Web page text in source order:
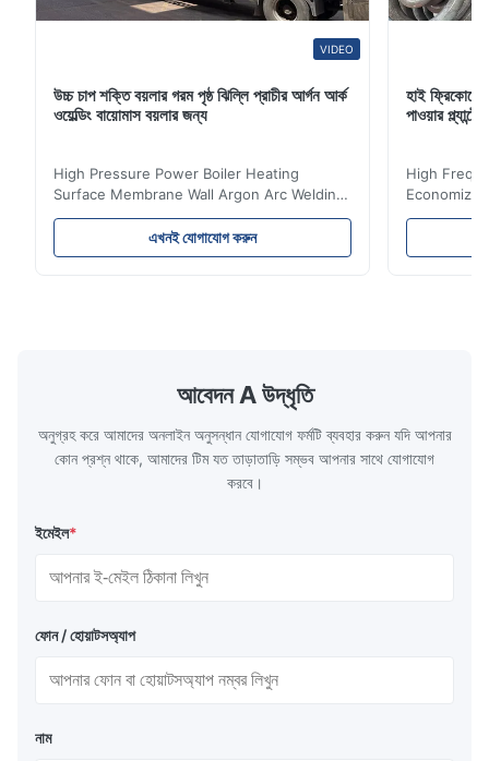
VIDEO
উচ্চ চাপ শক্তি বয়লার গরম পৃষ্ঠ ঝিল্লি প্রাচীর আর্গন আর্ক
ওয়েল্ডিং বায়োমাস বয়লার জন্য
High Pressure Power Boiler Heating
Surface Membrane Wall Argon Arc Welding
For Biomass Boiler Product Introduction
Water wall panels with pins usually laid
vertically on the inner wall of the furnace
the basic component of boiler water
circulation loop.Because of both cooling
এখনই যোগাযোগ করুন
হাই
পাওয়ার
High
Product
industrial
আবেদন A উদ্ধৃতি
অনুগ্রহ করে আমাদের অনলাইন অনুসন্ধান যোগাযোগ ফর্মটি ব্যবহার করুন যদি আপনার
কোন প্রশ্ন থাকে, আমাদের টিম যত তাড়াতাড়ি সম্ভব আপনার সাথে যোগাযোগ
করবে।
ইমেইল*
ফোন / হোয়াটসঅ্যাপ
নাম